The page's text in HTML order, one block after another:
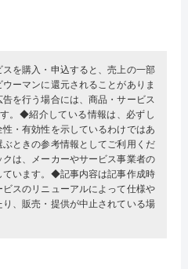
を購入・申込すると、売上の一部
ーマンに還元されることがありま
を行う場合には、商品・サービス
。◆紹介している情報は、必ずし
・有効性を示しているわけではあ
ときの参考情報としてご利用くだ
は、メーカーやサービス事業者の
ています。◆記事内容は記事作成時
スのリニューアルによって仕様や
、販売・提供が中止されている場